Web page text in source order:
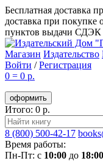
Бесплатная доставка
доставка при покупке
пунктов выдачи СДЭК
Магазин Издательство
Войти /Регистрация
0 = 0 р.
оформить
Итого: 0 р.
8 (800) 500-42-17
Время работы:
Пн-Пт: с 10:00 до 18:00